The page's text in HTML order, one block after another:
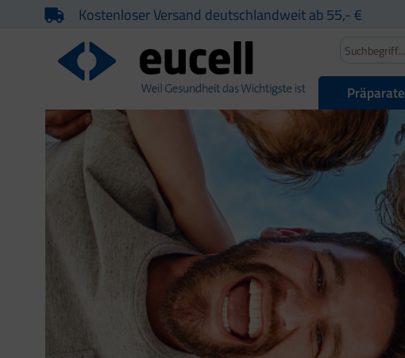
Kostenloser Versand deutschlandweit ab 55,- €
Präparate